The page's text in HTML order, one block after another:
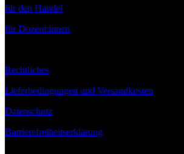
für den Handel
für Dozent:innen
Rechtliches
Lieferbedingungen und Versandkosten
Datenschutz
Barrierefreiheitserklärung